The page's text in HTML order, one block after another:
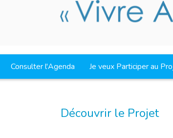
Consulter l'Agenda Je veux Participer au
Découvrir le Projet